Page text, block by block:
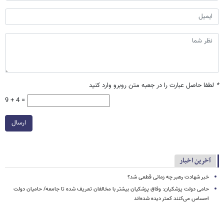
* لطفا حاصل عبارت را در جعبه متن روبرو وارد کنید
9 + 4 =
ارسال
آخرین اخبار
خبر شهادت رهبر چه زمانی قطعی شد؟
حامی دولت پزشکیان: وفاق پزشکیان بیشتر با مخالفان تعریف شده تا جامعه/ حامیان دولت
احساس می‌کنند کمتر دیده شده‌اند